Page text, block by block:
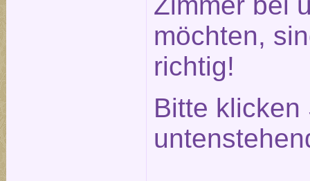
möchten,
richtig!
Bitte